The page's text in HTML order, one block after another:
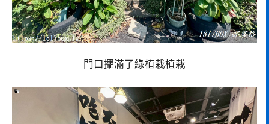
門口擺滿了綠植栽植栽